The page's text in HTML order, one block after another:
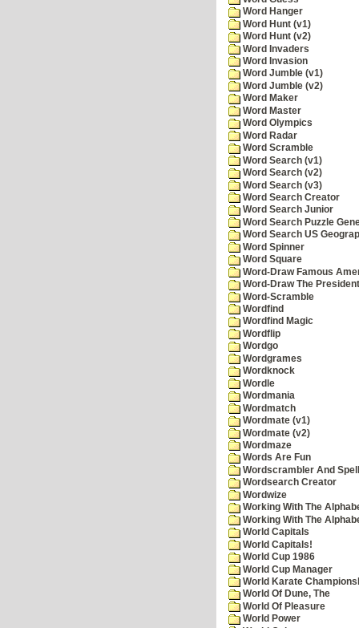
Word Hanger
Word Hunt (v1)
Word Hunt (v2)
Word Invaders
Word Invasion
Word Jumble (v1)
Word Jumble (v2)
Word Maker
Word Master
Word Olympics
Word Radar
Word Scramble
Word Search (v1)
Word Search (v2)
Word Search (v3)
Word Search Creator
Word Search Junior
Word Search Puzzle
Word Search US
Word Spinner
Word Square
Word-Draw Famous
Word-Draw The
Word-Scramble
Wordfind
Wordfind Magic
Wordflip
Wordgo
Wordgrames
Wordknock
Wordle
Wordmania
Wordmatch
Wordmate (v1)
Wordmate (v2)
Wordmaze
Words Are Fun
Wordscrambler And
Wordsearch Creator
Wordwize
Working With The
Working With The
World Capitals
World Capitals!
World Cup 1986
World Cup Manager
World Karate
World Of Dune, The
World Of Pleasure
World Power